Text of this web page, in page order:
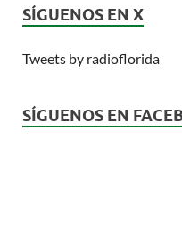
SÍGUENOS EN X
Tweets by radioflorida
SÍGUENOS EN